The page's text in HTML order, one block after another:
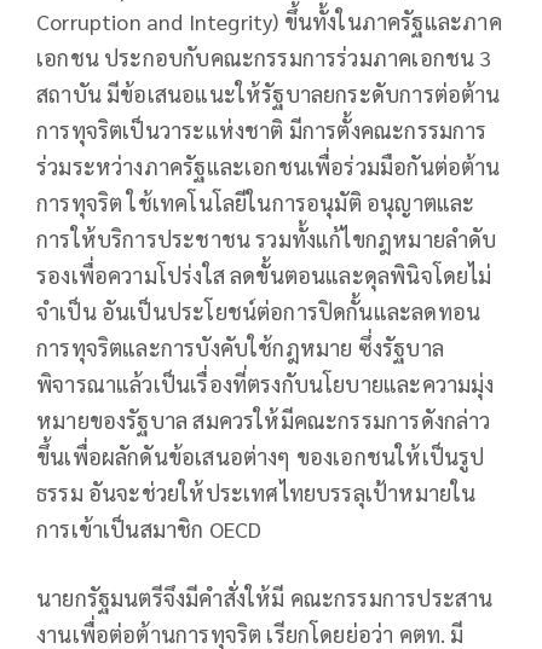
Corruption and Integrity) ขึ้นทั้งในภาครัฐและภาค
เอกชน ประกอบกับคณะกรรมการร่วมภาคเอกชน 3
สถาบัน มีข้อเสนอแนะให้รัฐบาลยกระดับการต่อต้าน
การทุจริตเป็นวาระแห่งชาติ มีการตั้งคณะกรรมการ
ร่วมระหว่างภาครัฐและเอกชนเพื่อร่วมมือกันต่อต้าน
การทุจริต ใช้เทคโนโลยีในการอนุมัติ อนุญาตและ
การให้บริการประชาชน รวมทั้งแก้ไขกฎหมายลำดับ
รองเพื่อความโปร่งใส ลดขั้นตอนและดุลพินิจโดยไม่
จำเป็น อันเป็นประโยชน์ต่อการปิดกั้นและลดทอน
การทุจริตและการบังคับใช้กฎหมาย ซึ่งรัฐบาล
พิจารณาแล้วเป็นเรื่องที่ตรงกับนโยบายและความมุ่ง
หมายของรัฐบาล สมควรให้มีคณะกรรมการดังกล่าว
ขึ้นเพื่อผลักดันข้อเสนอต่างๆ ของเอกชนให้เป็นรูป
ธรรม อันจะช่วยให้ประเทศไทยบรรลุเป้าหมายใน
การเข้าเป็นสมาชิก OECD
นายกรัฐมนตรีจึงมีคำสั่งให้มี คณะกรรมการประสาน
งานเพื่อต่อต้านการทุจริต เรียกโดยย่อว่า คตท. มี